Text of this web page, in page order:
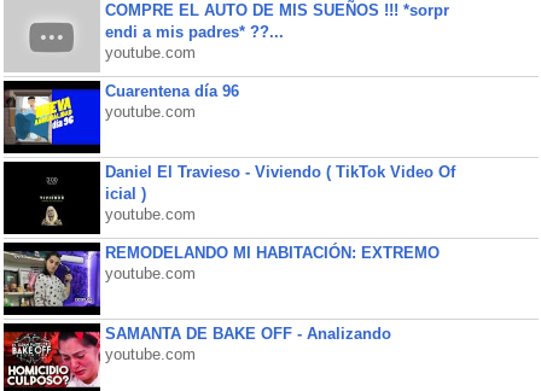
COMPRE EL AUTO DE MIS SUEÑOS !!! *sorpr
endi a mis padres* ??...
youtube.com
Cuarentena día 96
youtube.com
Daniel El Travieso - Viviendo ( TikTok Video Of
icial )
youtube.com
REMODELANDO MI HABITACIÓN: EXTREMO
youtube.com
SAMANTA DE BAKE OFF - Analizando
youtube.com